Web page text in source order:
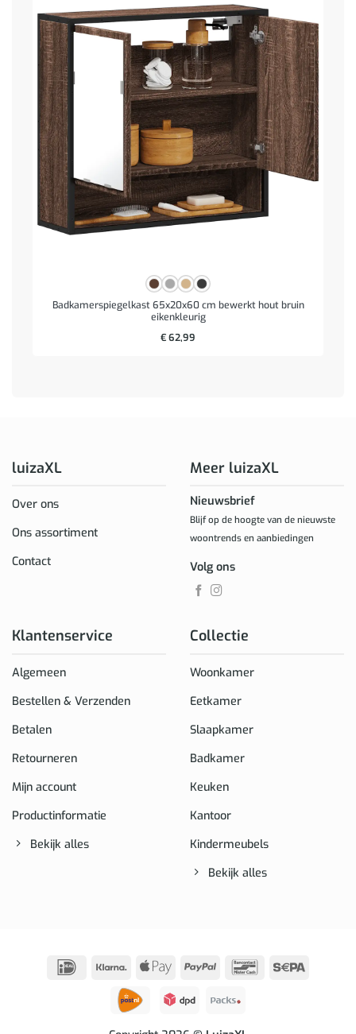
Badkamerspiegelkast 65x20x60 cm bewerkt hout bruin
eikenkleurig
€62,99
luizaXL
Over ons
Ons assortiment
Contact
Klantenservice
Algemeen
Bestellen & Verzenden
Betalen
Retourneren
Mijn account
Productinformatie
Bekijk alles
Collectie
Woonkamer
Eetkamer
Slaapkamer
Badkamer
Keuken
Kantoor
Kindermeubels
Bekijk alles
Meer luizaXL
Nieuwsbrief
Blijf op de hoogte van de nieuwste
woontrends en aanbiedingen
Volg ons
IDeal Klarna
Apple
PayPal Bancontact